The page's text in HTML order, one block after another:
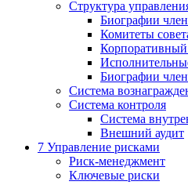
Структура
Биографии
Комитеты
Корпоративный
Биографии
Система
Система контроля
Система
Внешний аудит
7 Управление рисками
Риск-менеджмент
Ключевые риски